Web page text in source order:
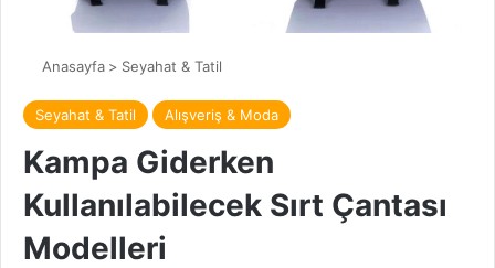
Anasayfa > Seyahat & Tatil
Seyahat & Tatil Alışveriş & Moda
Kampa Giderken
Kullanılabilecek Sırt Çantası
Modelleri